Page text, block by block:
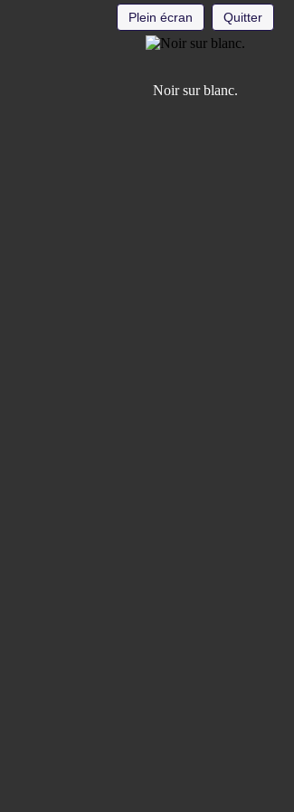
Plein écran Quitter
Noir sur blanc.